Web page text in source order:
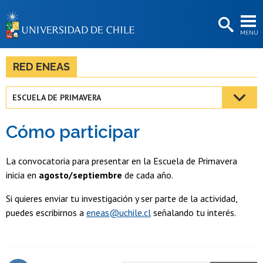
MENÚ
BIBLIOTECAS
Estudiantes
Académicas/os
Funcionarias/os
Egresadas/os
RED ENEAS
ESCUELA DE PRIMAVERA
Cómo participar
La convocatoria para presentar en la Escuela de Primavera
inicia en agosto/septiembre de cada año.
Si quieres enviar tu investigación y ser parte de la actividad,
puedes escribirnos a eneas@uchile.cl señalando tu interés.